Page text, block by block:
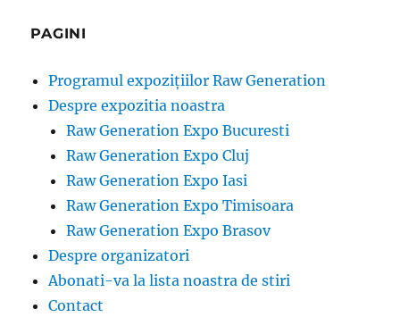
PAGINI
Programul expozițiilor Raw Generation
Despre expozitia noastra
Raw Generation Expo Bucuresti
Raw Generation Expo Cluj
Raw Generation Expo Iasi
Raw Generation Expo Timisoara
Raw Generation Expo Brasov
Despre organizatori
Abonati-va la lista noastra de stiri
Contact